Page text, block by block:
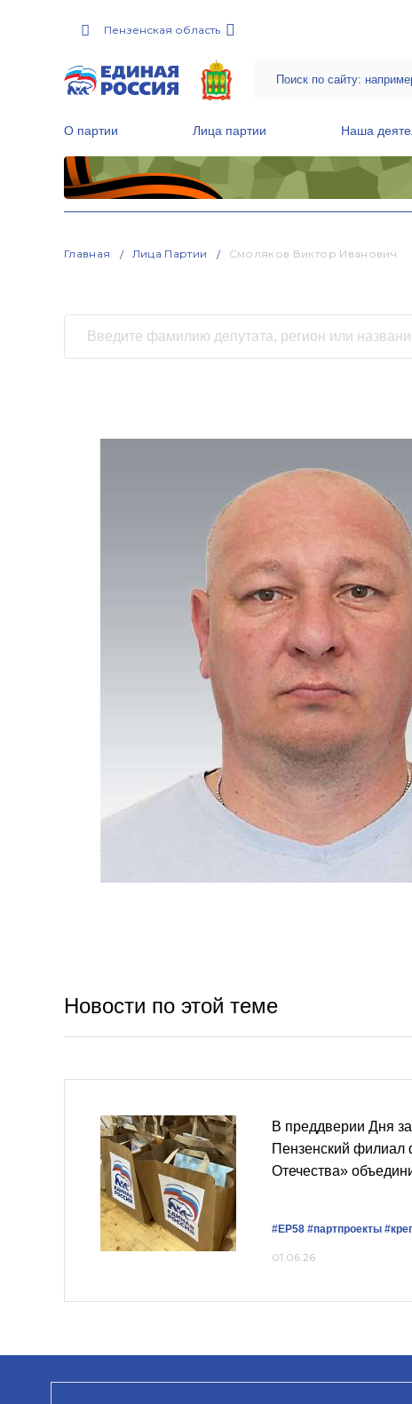
Пензенская область
О партии Лица партии Наша
Главная Лица Партии Смоляков Виктор Иванович
Новости по этой теме
В преддверии Дня
Пензенский филиал
Отечества»
#ЕР58 #партпроекты
01.06.26